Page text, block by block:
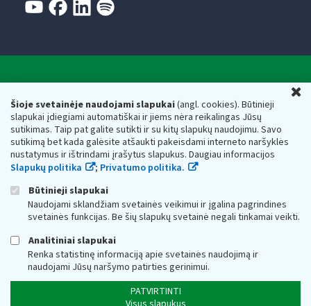
Šioje svetainėje naudojami slapukai(angl. cookies). Būtinieji
slapukai įdiegiami automatiškai ir jiems nėra reikalingas Jūsų
sutikimas. Taip pat galite sutikti ir su kitų slapukų naudojimu. Savo
sutikimą bet kada galėsite atšaukti pakeisdami interneto naršyklės
nustatymus ir ištrindami įrašytus slapukus. Daugiau informacijos
Slapukų politika
; Privatumo politika.
Būtinieji slapukai
Naudojami sklandžiam svetainės veikimui ir įgalina pagrindines
svetainės funkcijas. Be šių slapukų svetainė negali tinkamai veikti.
Analitiniai slapukai
Renka statistinę informaciją apie svetainės naudojimą ir
naudojami Jūsų naršymo patirties gerinimui.
PATVIRTINTI
Respublikos finansų ministerijos
Biudžetinė įstaiga. Juridinio asmens kodas — 188659752,
adresas: Vasario 16-osios g. 14, 01107 Vilnius, Lietuva, el.paštas:
vmi@vmi.lt, E. pristatymo dėžutės adresas 188659752
Duomenys apie Valstybinę mokesčių inspekciją prie Lietuvos
Respublikos finansų ministerijos kaupiami ir saugomi Juridinių